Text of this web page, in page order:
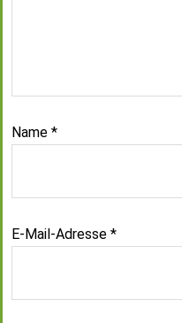
Name *
E-Mail-Adresse *